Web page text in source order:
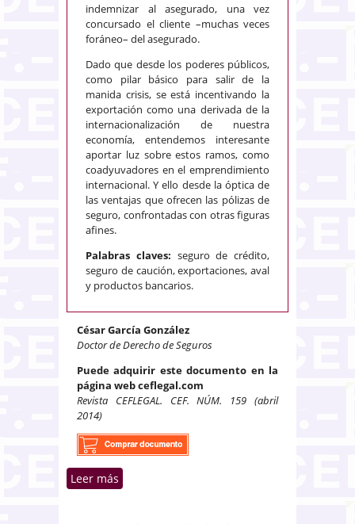
indemnizar al asegurado, una vez
concursado el cliente –muchas veces
foráneo– del asegurado.
Dado que desde los poderes públicos,
como pilar básico para salir de la
manida crisis, se está incentivando la
exportación como una derivada de la
internacionalización de nuestra
economía, entendemos interesante
aportar luz sobre estos ramos, como
coadyuvadores en el emprendimiento
internacional. Y ello desde la óptica de
las ventajas que ofrecen las pólizas de
seguro, confrontadas con otras figuras
afines.
Palabras claves: seguro de crédito,
seguro de caución, exportaciones, aval
y productos bancarios.
César García González
Doctor de Derecho de Seguros
Puede adquirir este documento en la
página web ceflegal.com
Revista CEFLEGAL. CEF. NÚM. 159 (abril
2014)
Leer más